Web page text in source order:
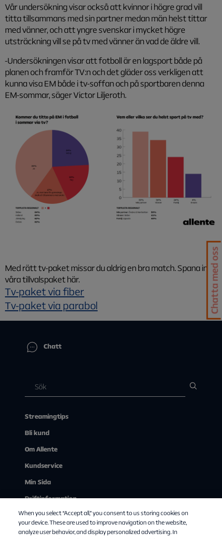
Vår undersökning visar också att kvinnor i högre grad vill
titta tillsammans med sin partner medan män helst tittar
med vänner, och att yngre svenskar i mycket högre
utsträckning vill se på tv med vänner än vad de äldre vill.
-Undersökningen visar att fotboll är en lagsport både på
planen och framför TV:n och det gläder oss verkligen att
kunna visa EM både i tv-soffan och på sportbaren denna
EM-sommar, säger Victor Liljeroth.
Med rätt tv-paket missar du aldrig en bra match. Spana in
våra tillvalspaket här.
Tv-paket via fiber
Tv-paket via parabol
Chatt
Streamingtips
Bli kund
Om Allente
Kundservice
Min Sida
Driftinformation
Se på tv via webben
Chatta med oss
When you select “Accept all,” you consent to us storing cookies on
your device. These are used to improve navigation on the website,
analyze user behavior, and display personalized advertising. In